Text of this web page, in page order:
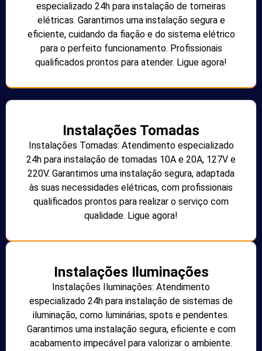
especializado 24h para instalação de torneiras
elétricas. Garantimos uma instalação segura e
eficiente, cuidando da fiação e do sistema elétrico
para o perfeito funcionamento. Profissionais
qualificados prontos para atender. Ligue agora!
Instalações Tomadas
Instalações Tomadas: Atendimento especializado
24h para instalação de tomadas 10A e 20A, 127V e
220V. Garantimos uma instalação segura, adaptada
às suas necessidades elétricas, com profissionais
qualificados prontos para realizar o serviço com
qualidade. Ligue agora!
Instalações Iluminações
Instalações Iluminações: Atendimento
especializado 24h para instalação de sistemas de
iluminação, como luminárias, spots e pendentes.
Garantimos uma instalação segura, eficiente e com
acabamento impecável para valorizar o ambiente.